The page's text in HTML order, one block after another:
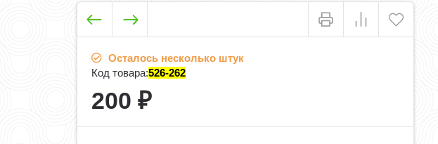
Осталось несколько штук
Код товара:526-262
200 ₽